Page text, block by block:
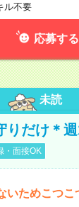
ル不要
応募する
未読
りだけ＊
・面接OK
いためこつ